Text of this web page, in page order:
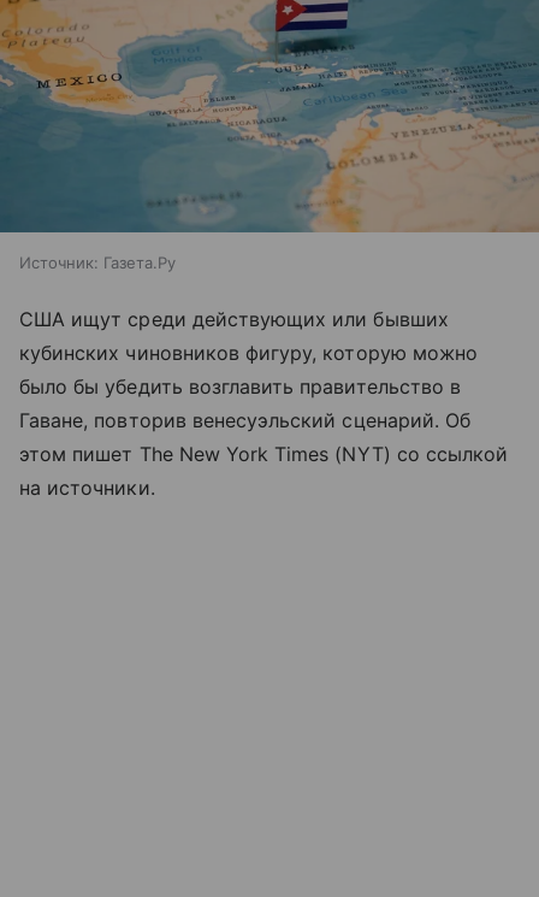
Источник: Газета.Ру
США ищут среди действующих или бывших
кубинских чиновников фигуру, которую можно
было бы убедить возглавить правительство в
Гаване, повторив венесуэльский сценарий. Об
этом пишет The New York Times (NYT) со ссылкой
на источники.